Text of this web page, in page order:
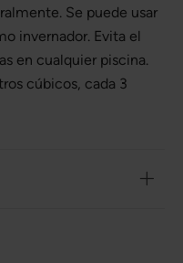
Se puede usar
invernador. Evita el
en cualquier piscina.
cúbicos, cada 3